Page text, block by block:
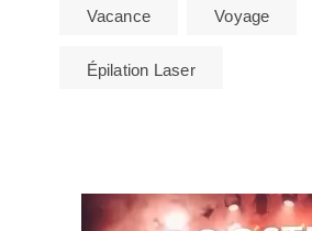
Vacance Voyage
Épilation Laser